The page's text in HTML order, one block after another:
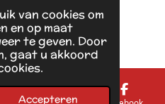
van cookies om
en op maat
te geven. Door
gaat u akkoord
Accepteren